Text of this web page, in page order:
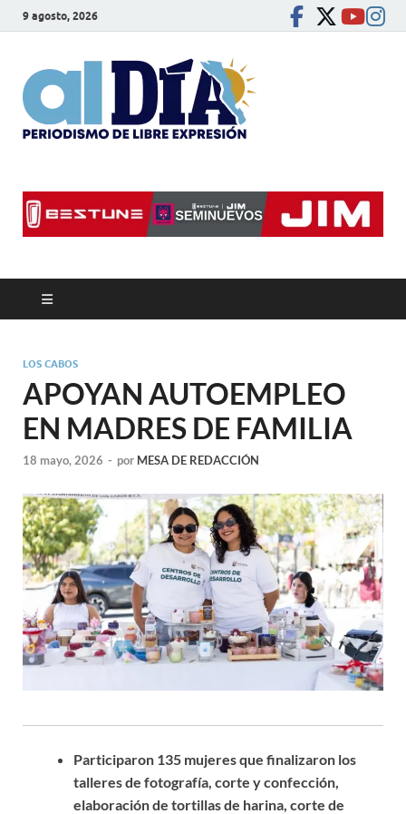
9 agosto, 2026
LOS CABOS
APOYAN AUTOEMPLEO
EN MADRES DE FAMILIA
18 mayo, 2026 - por MESA DE REDACCIÓN
Participaron 135 mujeres que finalizaron los
talleres de fotografía, corte y confección,
elaboración de tortillas de harina, corte de